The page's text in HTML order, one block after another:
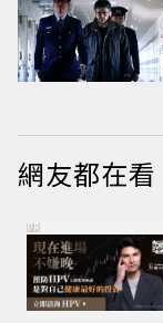
網友都在看
PR